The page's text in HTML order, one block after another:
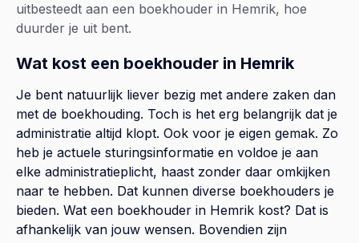
uitbesteedt aan een boekhouder in Hemrik, hoe
duurder je uit bent.
Wat kost een boekhouder in Hemrik
Je bent natuurlijk liever bezig met andere zaken dan
met de boekhouding. Toch is het erg belangrijk dat je
administratie altijd klopt. Ook voor je eigen gemak. Zo
heb je actuele sturingsinformatie en voldoe je aan
elke administratieplicht, haast zonder daar omkijken
naar te hebben. Dat kunnen diverse boekhouders je
bieden. Wat een boekhouder in Hemrik kost? Dat is
afhankelijk van jouw wensen. Bovendien zijn